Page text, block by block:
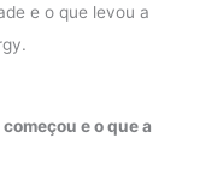
e o que levou a
e o que a